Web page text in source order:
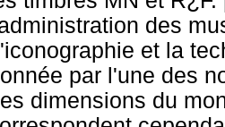
des
et la
par l'une des
dimensions du